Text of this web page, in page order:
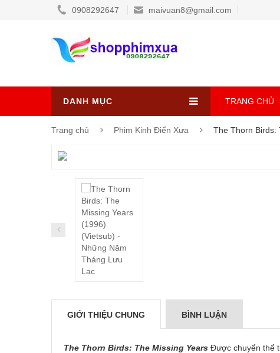
0908292647 maivuan8@gmail.com
DANH MỤC TRANG CHỦ
Trang chủ Phim Kinh Điển Xưa The Thorn Birds:
GIỚI THIỆU CHUNG BÌNH LUẬN
The Thorn Birds: The Missing Years Được chuyển thể